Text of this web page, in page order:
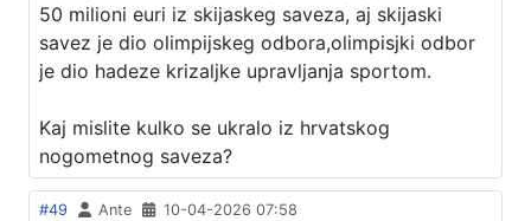
50 milioni euri iz skijaskeg saveza, aj skijaski
savez je dio olimpijskeg odbora,olimpisjki odbor
je dio hadeze krizaljke upravljanja sportom.
Kaj mislite kulko se ukralo iz hrvatskog
nogometnog saveza?
#49 Ante 10-04-2026 07:58